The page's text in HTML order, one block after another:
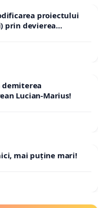
proiectului
prin devierea
demiterea
Lucian-Marius!
mai puține mari!